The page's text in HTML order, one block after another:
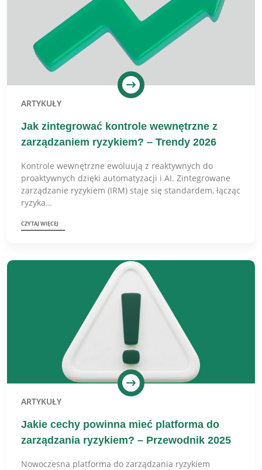
ARTYKUŁY
Jak zintegrować kontrole wewnętrzne z
zarządzaniem ryzykiem? – Trendy 2026
Kontrole wewnętrzne ewoluują z reaktywnych do
proaktywnych dzięki automatyzacji i AI. Zintegrowane
zarządzanie ryzykiem (IRM) staje się standardem, łącząc
ryzyka…
CZYTAJ WIĘCEJ
ARTYKUŁY
Jakie cechy powinna mieć platforma do
zarządzania ryzykiem? – Przewodnik 2025
Nowoczesna platforma do zarządzania ryzykiem